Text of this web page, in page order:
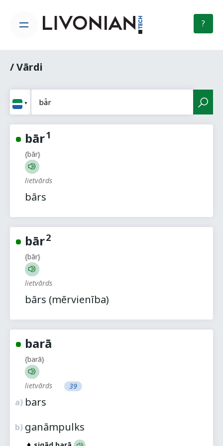
?
/ Vārdi
bār1
{bār}
lietvārds
bārs
bār2
{bār}
lietvārds
bārs (mērvienība)
barā
{barā}
lietvārds 39
a) bars
b) ganāmpulks